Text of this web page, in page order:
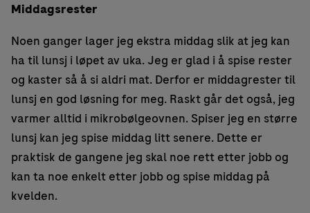
Middagsrester
Noen ganger lager jeg ekstra middag slik at jeg kan
ha til lunsj i løpet av uka. Jeg er glad i å spise rester
og kaster så å si aldri mat. Derfor er middagrester til
lunsj en god løsning for meg. Raskt går det også, jeg
varmer alltid i mikrobølgeovnen. Spiser jeg en større
lunsj kan jeg spise middag litt senere. Dette er
praktisk de gangene jeg skal noe rett etter jobb og
kan ta noe enkelt etter jobb og spise middag på
kvelden.